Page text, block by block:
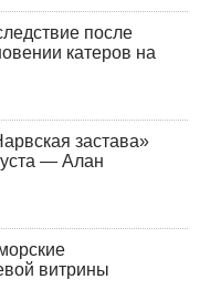
после
катеров на
застава»
— Алан
витрины